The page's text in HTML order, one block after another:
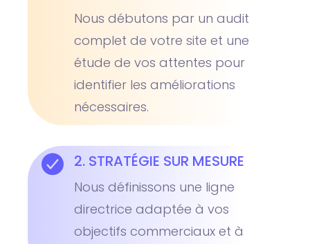
Nous débutons par un audit
complet de votre site et une
étude de vos attentes pour
identifier les améliorations
nécessaires.
2. STRATÉGIE SUR MESURE
Nous définissons une ligne
directrice adaptée à vos
objectifs commerciaux et à